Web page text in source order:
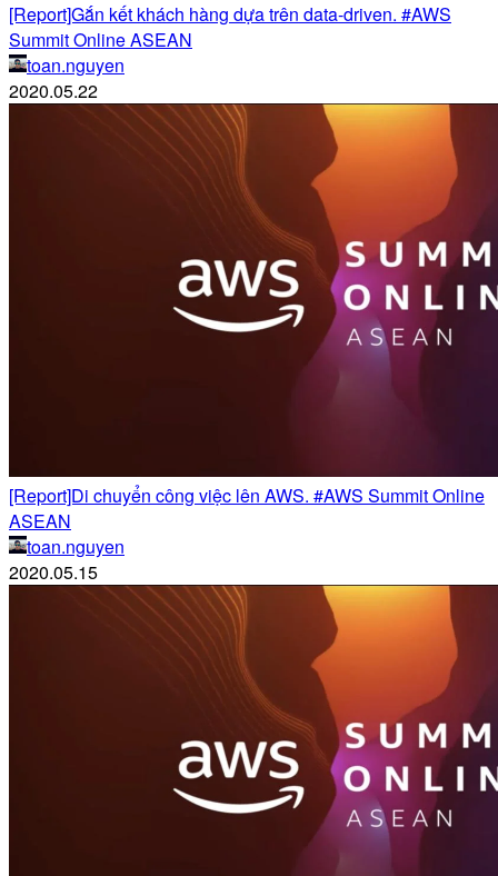
[Report]Gắn kết khách hàng dựa trên data-driven. #AWS
Summit Online ASEAN
toan.nguyen
2020.05.22
[Report]Di chuyển công việc lên AWS. #AWS Summit Online
ASEAN
toan.nguyen
2020.05.15